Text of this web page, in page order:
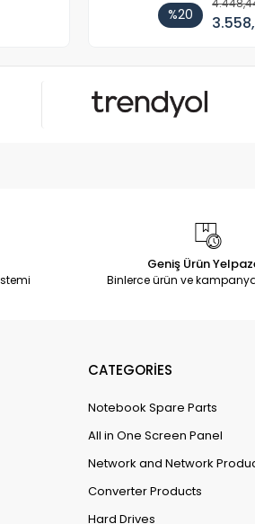
%20
Geniş Ürün
Binlerce ürün ve
CATEGORİES
Notebook Spare Parts
All in One Screen Panel
Network and Network
Converter Products
Hard Drives